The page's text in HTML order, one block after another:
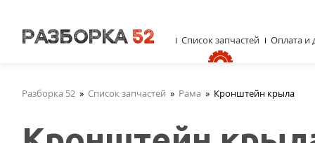
Разборка 52 » Список запчастей » Рама » Кронштейн крыла
Список запчастей Оплата и